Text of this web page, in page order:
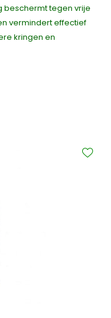
beschermt tegen vrije
vermindert effectief
kringen en